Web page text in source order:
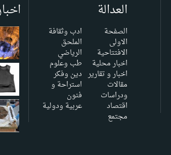
العدالة
الصفحة
الاولى
الافتتاحية
اخبار محلية
اخبار و تقارير
مقالات
ودراسات
اقتصاد
مجتمع
ادب وثقافة
الملحق
الرياضي
طب وعلوم
دين وفكر
استراحة و
فنون
عربية ودولية